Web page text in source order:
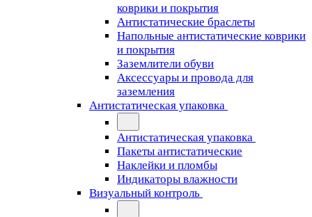
коврики и покрытия
Антистатические браслеты
Напольные антистатические коврики
и покрытия
Заземлители обуви
Аксессуары и провода для
заземления
Антистатическая упаковка
Антистатическая упаковка
Пакеты антистатические
Наклейки и пломбы
Индикаторы влажности
Визуальный контроль